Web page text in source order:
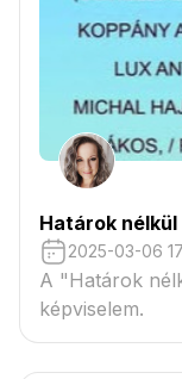
Határok nélkül
2025-03-06
A "Határok
képviselem.